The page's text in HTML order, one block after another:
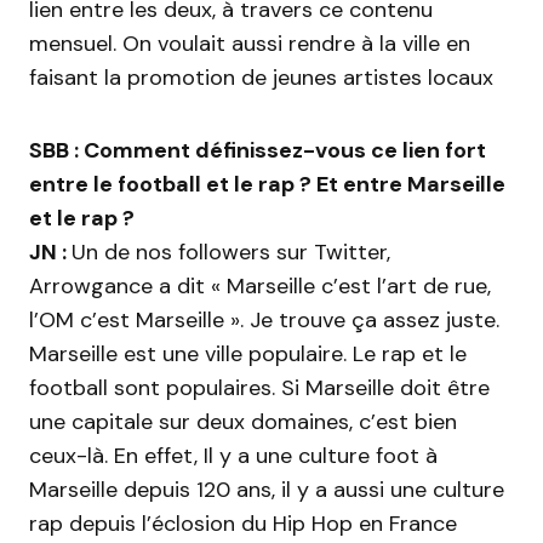
lien entre les deux, à travers ce contenu
mensuel. On voulait aussi rendre à la ville en
faisant la promotion de jeunes artistes locaux
SBB : Comment définissez-vous ce lien fort
entre le football et le rap ? Et entre Marseille
et le rap ?
JN : Un de nos followers sur Twitter,
Arrowgance a dit « Marseille c’est l’art de rue,
l’OM c’est Marseille ». Je trouve ça assez juste.
Marseille est une ville populaire. Le rap et le
football sont populaires. Si Marseille doit être
une capitale sur deux domaines, c’est bien
ceux-là. En effet, Il y a une culture foot à
Marseille depuis 120 ans, il y a aussi une culture
rap depuis l’éclosion du Hip Hop en France